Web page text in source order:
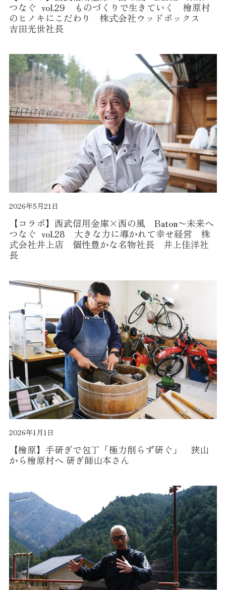
つなぐ vol.29 ものづくりで生きていく 檜原村
のヒノキにこだわり 株式会社ウッドボックス
吉田光世社長
2026年5月21日
【コラボ】西武信用金庫×西の風 Baton〜未来へ
つなぐ vol.28 大きな力に導かれて幸せ経営 株
式会社井上店 個性豊かな名物社長 井上佳洋社
長
2026年1月1日
【檜原】手研ぎで包丁「極力削らず研ぐ」 狭山
から檜原村へ 研ぎ師山本さん